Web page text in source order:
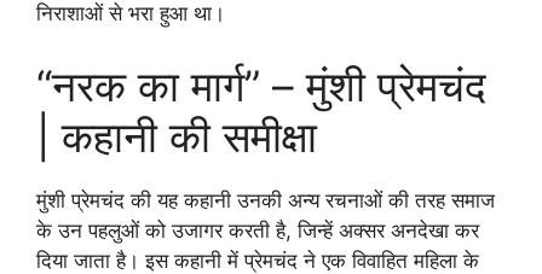
निराशाओं से भरा हुआ था।
“नरक का मार्ग” – मुंशी प्रेमचंद
| कहानी की समीक्षा
मुंशी प्रेमचंद की यह कहानी उनकी अन्य रचनाओं की तरह समाज
के उन पहलुओं को उजागर करती है, जिन्हें अक्सर अनदेखा कर
दिया जाता है। इस कहानी में प्रेमचंद ने एक विवाहित महिला के